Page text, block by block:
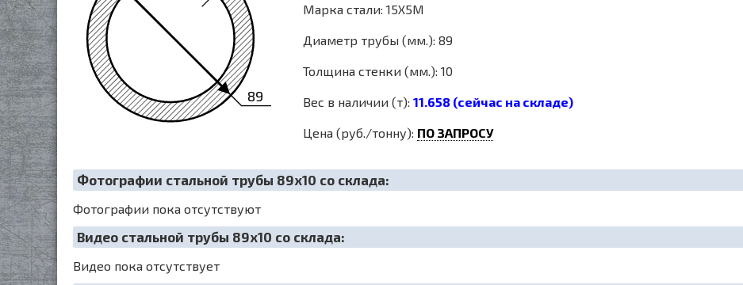
89
Марка стали: 15Х5М
Диаметр трубы (мм.): 89
Толщина стенки (мм.): 10
Вес в наличии (т): 11.658 (сейчас на складе)
Цена (руб./тонну): ПО ЗАПРОСУ
Фотографии стальной трубы 89х10 со склада:
Фотографии пока отсутствуют
Видео стальной трубы 89х10 со склада:
Видео пока отсутствует